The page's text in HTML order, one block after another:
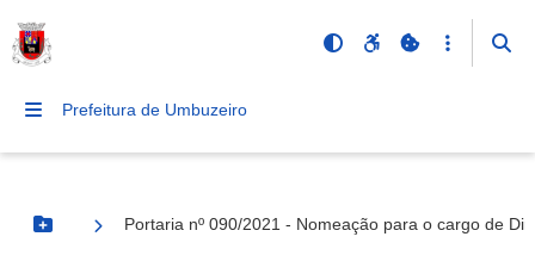
Prefeitura de Umbuzeiro
Botão Menu
Portaria nº 090/2021 - Nomeação para o cargo de